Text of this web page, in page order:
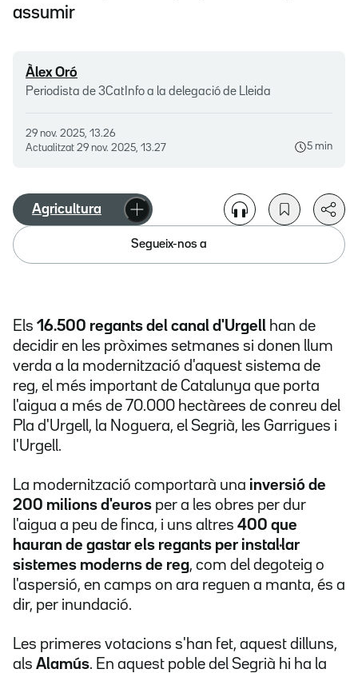
assumir
Àlex Oró
Periodista de 3CatInfo a la delegació de Lleida
29 nov. 2025, 13.26
Actualitzat 29 nov. 2025, 13.27 5 min
Agricultura
Segueix-nos a
Els 16.500 regants del canal d'Urgell han de
decidir en les pròximes setmanes si donen llum
verda a la modernització d'aquest sistema de
reg, el més important de Catalunya que porta
l'aigua a més de 70.000 hectàrees de conreu del
Pla d'Urgell, la Noguera, el Segrià, les Garrigues i
l'Urgell.
La modernització comportarà una inversió de
200 milions d'euros per a les obres per dur
l'aigua a peu de finca, i uns altres 400 que
hauran de gastar els regants per instal·lar
sistemes moderns de reg, com del degoteig o
l'aspersió, en camps on ara reguen a manta, és a
dir, per inundació.
Les primeres votacions s'han fet, aquest dilluns,
als Alamús. En aquest poble del Segrià hi ha la